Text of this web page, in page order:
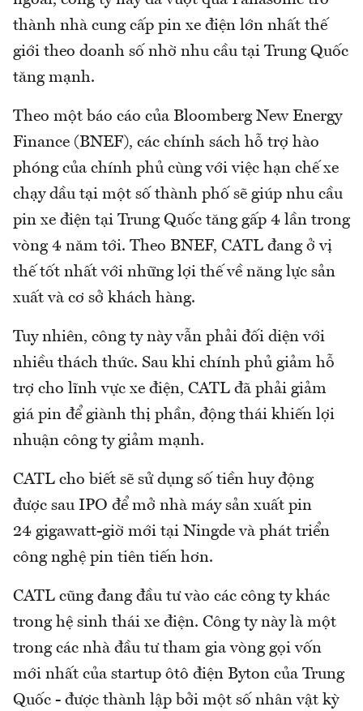
thành nhà cung cấp pin xe điện lớn nhất thế
giới theo doanh số nhờ nhu cầu tại Trung Quốc
tăng mạnh.
Theo một báo cáo của Bloomberg New Energy
Finance (BNEF), các chính sách hỗ trợ hào
phóng của chính phủ cùng với việc hạn chế xe
chạy dầu tại một số thành phố sẽ giúp nhu cầu
pin xe điện tại Trung Quốc tăng gấp 4 lần trong
vòng 4 năm tới. Theo BNEF, CATL đang ở vị
thế tốt nhất với những lợi thế về năng lực sản
xuất và cơ sở khách hàng.
Tuy nhiên, công ty này vẫn phải đối diện với
nhiều thách thức. Sau khi chính phủ giảm hỗ
trợ cho lĩnh vực xe điện, CATL đã phải giảm
giá pin để giành thị phần, động thái khiến lợi
nhuận công ty giảm mạnh.
CATL cho biết sẽ sử dụng số tiền huy động
được sau IPO để mở nhà máy sản xuất pin
24 gigawatt-giờ mới tại Ningde và phát triển
công nghệ pin tiên tiến hơn.
CATL cũng đang đầu tư vào các công ty khác
trong hệ sinh thái xe điện. Công ty này là một
trong các nhà đầu tư tham gia vòng gọi vốn
mới nhất của startup ôtô điện Byton của Trung
Quốc - được thành lập bởi một số nhân vật kỳ